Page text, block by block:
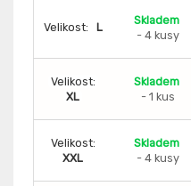
Velikost: L
Skladem
- 4 kusy
Velikost:
XL
Skladem
- 1 kus
Velikost:
XXL
Skladem
- 4 kusy